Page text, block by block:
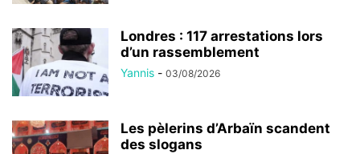
Londres : 117 arrestations lors
d’un rassemblement
Yannis - 03/08/2026
Les pèlerins d’Arbaïn scandent
des slogans